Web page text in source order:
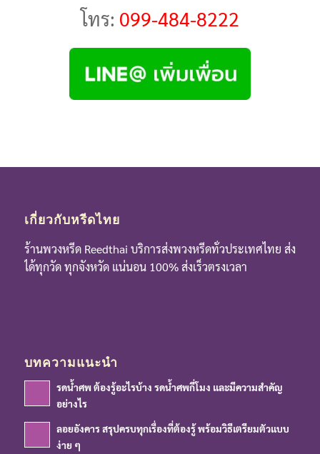
โทร: 099-484-8222
เกี่ยวกับหรีดไทย
ร้านพวงหรีด Reedthai บริการส่งพวงหรีดทั่วประเทศไทย ส่ง
ได้ทุกวัด ทุกจังหวัด แน่นอน 100% ส่งเร็วตรงเวลา
บทความแนะนำ
รดน้ำศพ ต้องรู้อะไรบ้าง รดน้ำศพกี่โมง และมีความสำคัญ
อย่างไร
ลอยอังคาร สรุปครบทุกเรื่องที่ต้องรู้ พร้อมวิธีเตรียมตัวแบบ
ง่าย ๆ